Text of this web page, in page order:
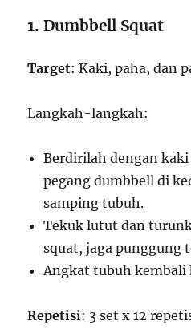
1.Dumbbell Squat
Target: Kaki, paha, dan
Langkah-langkah:
Berdirilah dengan kaki
pegang dumbbell di
samping tubuh.
Tekuk lutut dan
squat, jaga punggung
Angkat tubuh kembali
Repetisi: 3 set x 12